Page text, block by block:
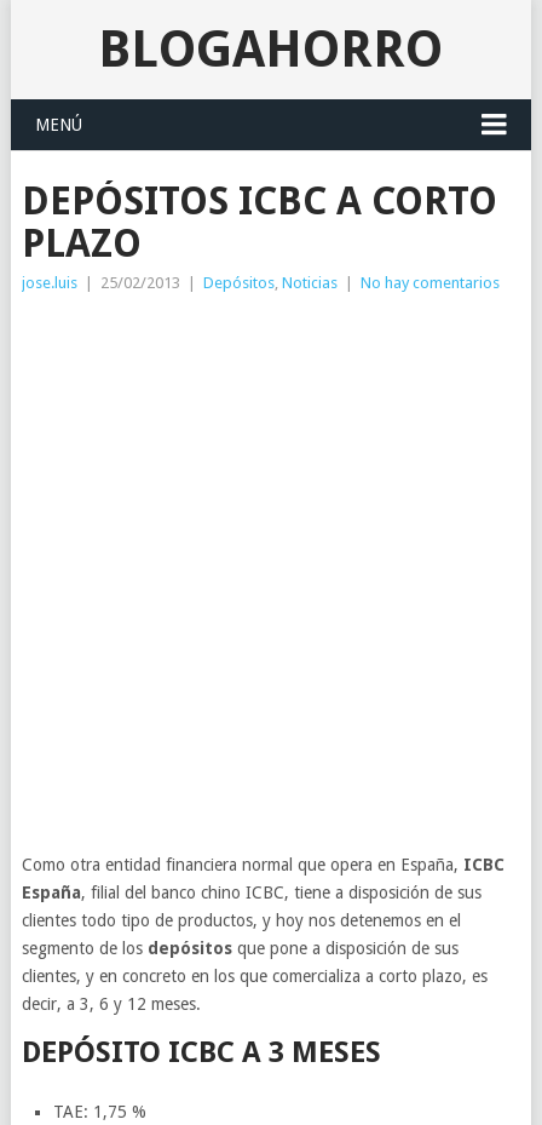
BLOGAHORRO
MENÚ
DEPÓSITOS ICBC A CORTO
PLAZO
jose.luis 25/02/2013 Depósitos, Noticias No hay comentarios
Como otra entidad financiera normal que opera en España, ICBC
España, filial del banco chino ICBC, tiene a disposición de sus
clientes todo tipo de productos, y hoy nos detenemos en el
segmento de los depósitosque pone a disposición de sus
clientes, y en concreto en los que comercializa a corto plazo, es
decir, a 3, 6 y 12 meses.
DEPÓSITO ICBC A 3 MESES
TAE: 1,75 %